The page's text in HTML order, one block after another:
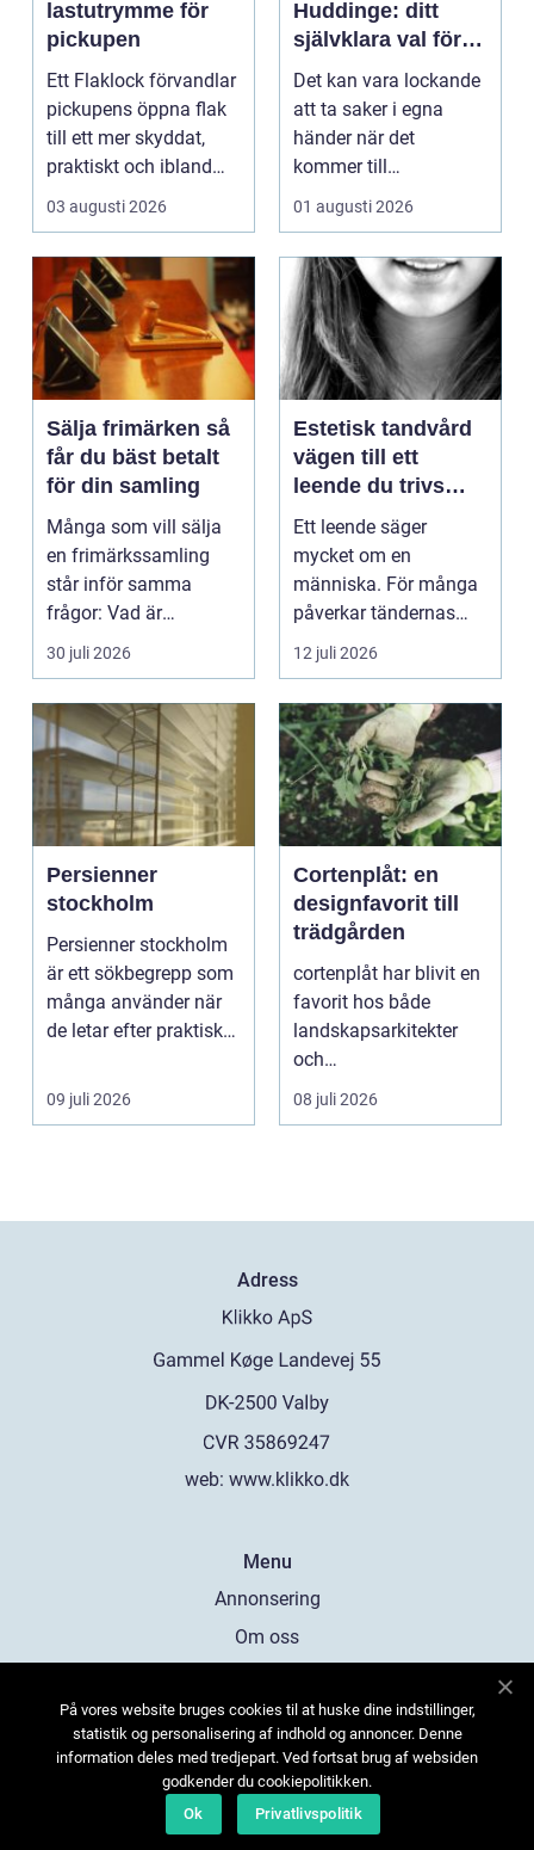
lastutrymme för
pickupen
Ett Flaklock förvandlar
pickupens öppna flak
till ett mer skyddat,
praktiskt och ibland
också mer br...
03 augusti 2026
Huddinge: ditt
självklara val för
säker elinstallation
Det kan vara lockande
att ta saker i egna
händer när det
kommer till
hemförbättr...
01 augusti 2026
Sälja frimärken så
får du bäst betalt
för din samling
Många som vill sälja
en frimärkssamling
står inför samma
frågor: Vad är
samlingen värd? Var
vänder m...
30 juli 2026
Estetisk tandvård
vägen till ett
leende du trivs
med
Ett leende säger
mycket om en
människa. För många
påverkar tändernas
utseende både
självförtroendet ...
12 juli 2026
Persienner
stockholm
Persienner stockholm
är ett sökbegrepp som
många använder när
de letar efter praktiska
09 juli 2026
Cortenplåt: en
designfavorit till
trädgården
cortenplåt har blivit en
favorit hos både
landskapsarkitekter
och
trädgårdsentusiaster.
Det är ett m...
08 juli 2026
Adress
web: www.klikko.dk
Menu
Annonsering
Om oss
Kontakta oss
Sitemap
På vores website bruges cookies til at huske dine indstillinger,
statistik og personalisering af indhold og annoncer. Denne
information deles med tredjepart. Ved fortsat brug af websiden
godkender du cookiepolitikken.
Ok
Privatlivspolitik